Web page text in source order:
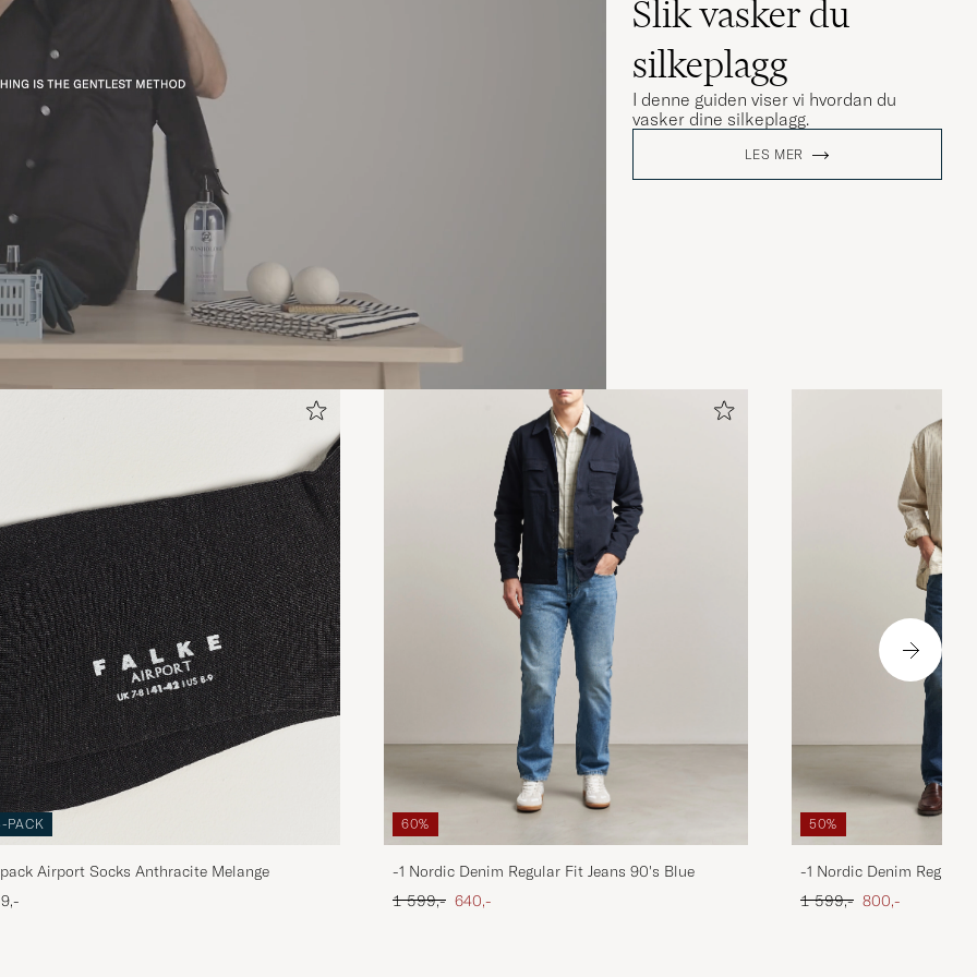
Slik vasker du
silkeplagg
I denne guiden viser vi hvordan du
vasker dine silkeplagg.
LES MER
PACK
Airport Socks Anthracite Melange
60%
-1 Nordic Denim Regular Fit Jeans 90's Blue
Ordinær pris
1 599,- Nedsatt pris
640,-
50%
-1 Nordic Denim Regular
Ordinær pris
1 599,- Nedsatt pris
800,-